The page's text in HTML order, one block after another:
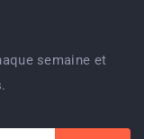
semaine et